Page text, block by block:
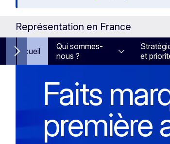
Représentation en France
Next items
Accueil
Qui sommes-
nous ?
et
Homepage
Faits
première